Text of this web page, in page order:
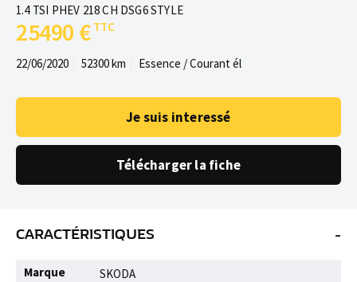
1.4 TSI PHEV 218 CH DSG6 STYLE
25490 €
22/06/2020 52300 km Essence / Courant él
Je suis interessé
Télécharger la fiche
CARACTÉRISTIQUES -
Marque
SKODA